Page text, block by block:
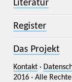
Literatur
Register
Das Projekt
Kontakt·
2016 · Alle